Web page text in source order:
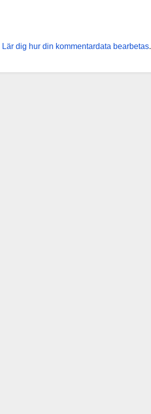
Lär dig hur din kommentardata bearbetas.